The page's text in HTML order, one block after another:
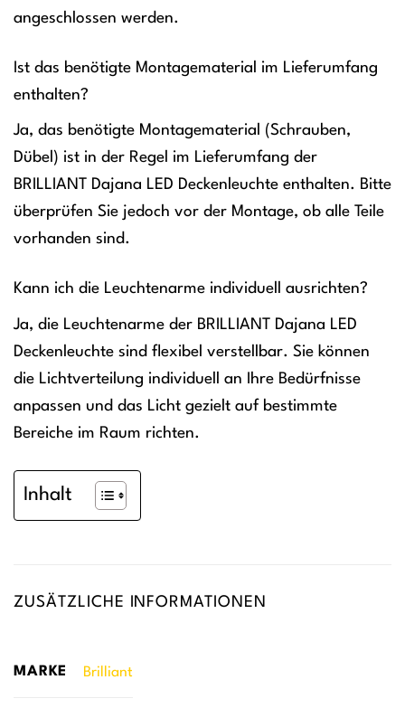
angeschlossen werden.
Ist das benötigte Montagematerial im Lieferumfang
enthalten?
Ja, das benötigte Montagematerial (Schrauben,
Dübel) ist in der Regel im Lieferumfang der
BRILLIANT Dajana LED Deckenleuchte enthalten. Bitte
überprüfen Sie jedoch vor der Montage, ob alle Teile
vorhanden sind.
Kann ich die Leuchtenarme individuell ausrichten?
Ja, die Leuchtenarme der BRILLIANT Dajana LED
Deckenleuchte sind flexibel verstellbar. Sie können
die Lichtverteilung individuell an Ihre Bedürfnisse
anpassen und das Licht gezielt auf bestimmte
Bereiche im Raum richten.
Inhalt
ZUSÄTZLICHE INFORMATIONEN
MARKE Brilliant